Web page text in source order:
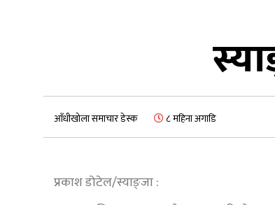
आँधीखोला समाचार डेस्क ८ महिना अगाडि
प्रकाश डोटेल/स्याङ्जा :